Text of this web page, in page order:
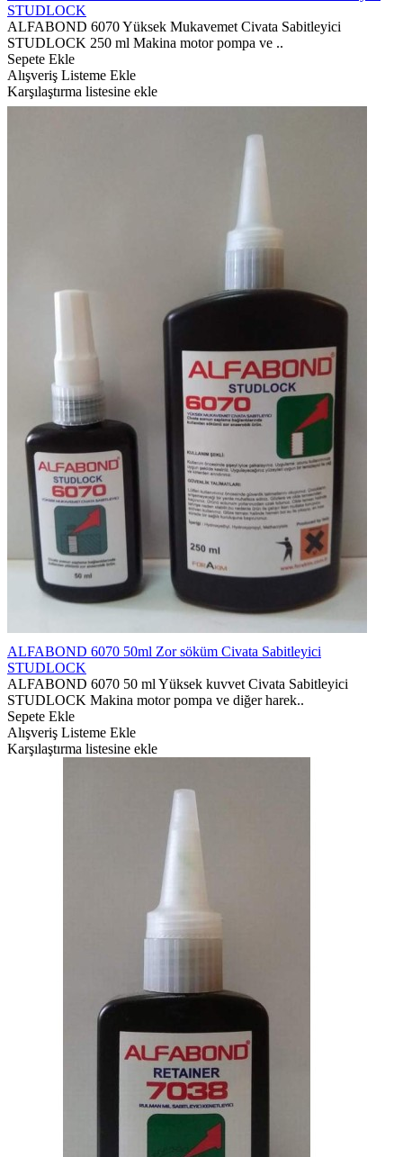
STUDLOCK
ALFABOND 6070 Yüksek Mukavemet Civata Sabitleyici
STUDLOCK 250 ml Makina motor pompa ve ..
Sepete Ekle
Alışveriş Listeme Ekle
Karşılaştırma listesine ekle
ALFABOND 6070 50ml Zor söküm Civata Sabitleyici
STUDLOCK
ALFABOND 6070 50 ml Yüksek kuvvet Civata Sabitleyici
STUDLOCK Makina motor pompa ve diğer harek..
Sepete Ekle
Alışveriş Listeme Ekle
Karşılaştırma listesine ekle